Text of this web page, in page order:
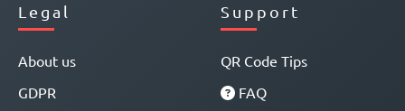
Legal
About us
GDPR
Support
QR Code Tips
FAQ